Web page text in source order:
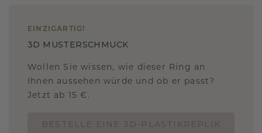
EINZIGARTIG !
3D MUSTERSCHMUCK
Wollen Sie wissen, wie dieser Ring an
Ihnen aussehen würde und ob er passt?
Jetzt ab 15 €.